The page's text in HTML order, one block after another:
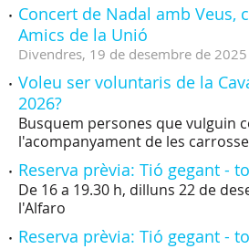
Concert de Nadal amb Veus,
Amics de la Unió
Divendres, 19 de desembre de 2025
Voleu ser voluntaris de la
2026?
Busquem persones que vulguin
l'acompanyament de les
Reserva prèvia: Tió gegant -
De 16 a 19.30 h, dilluns 22 de
l'Alfaro
Reserva prèvia: Tió gegant -